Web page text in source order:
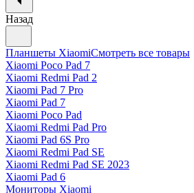
Назад
Планшеты XiaomiСмотреть все товары
Xiaomi Poco Pad 7
Xiaomi Redmi Pad 2
Xiaomi Pad 7 Pro
Xiaomi Pad 7
Xiaomi Poco Pad
Xiaomi Redmi Pad Pro
Xiaomi Pad 6S Pro
Xiaomi Redmi Pad SE
Xiaomi Redmi Pad SE 2023
Xiaomi Pad 6
Мониторы Xiaomi